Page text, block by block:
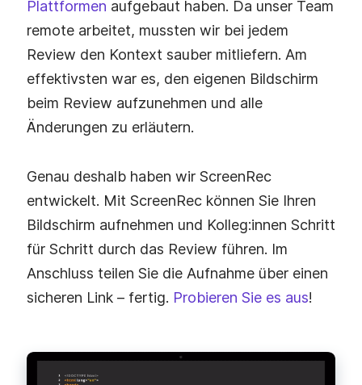
Plattformen aufgebaut haben. Da unser Team
remote arbeitet, mussten wir bei jedem
Review den Kontext sauber mitliefern. Am
effektivsten war es, den eigenen Bildschirm
beim Review aufzunehmen und alle
Änderungen zu erläutern.
Genau deshalb haben wir ScreenRec
entwickelt. Mit ScreenRec können Sie Ihren
Bildschirm aufnehmen und Kolleg:innen Schritt
für Schritt durch das Review führen. Im
Anschluss teilen Sie die Aufnahme über einen
sicheren Link – fertig. Probieren Sie es aus!